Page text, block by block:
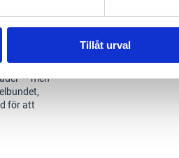
Tillåt urval
en
— men
för att